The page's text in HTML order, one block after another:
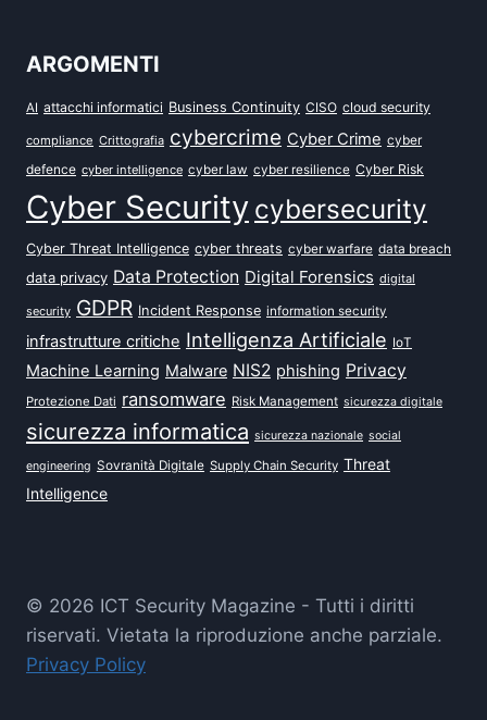
ARGOMENTI
AI attacchi informatici Business Continuity CISO cloud security
compliance Crittografia cybercrime Cyber Crime cyber
defence cyber intelligence cyber law cyber resilience Cyber Risk
Cyber Security cybersecurity
Cyber Threat Intelligence cyber threats cyber warfare data breach
data privacy Data Protection Digital Forensics digital
security GDPR Incident Response information security
infrastrutture critiche Intelligenza Artificiale IoT
Machine Learning Malware NIS2 phishing Privacy
Protezione Dati ransomware Risk Management sicurezza digitale
sicurezza informatica sicurezza nazionale social
engineering Sovranità Digitale Supply Chain Security Threat
Intelligence
© 2026 ICT Security Magazine - Tutti i diritti
riservati. Vietata la riproduzione anche parziale.
Privacy Policy